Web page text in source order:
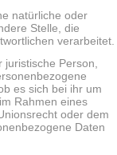
natürliche oder
Stelle, die
verarbeitet.
Person,
es sich bei ihr um
Rahmen eines
oder dem
Daten